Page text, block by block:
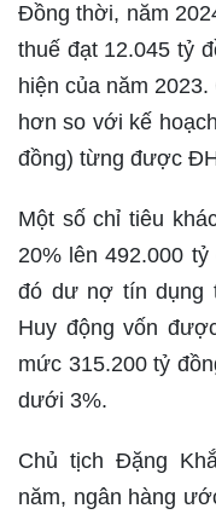
Đồng thời, năm
thuế đạt 12.045 tỷ
hiện của năm
hơn so với kế
đồng) từng được
Một số chỉ tiêu
20% lên 492.000
đó dư nợ tín dụng
Huy động vốn
mức 315.200 tỷ
dưới 3%.
Chủ tịch Đặng
năm, ngân hàng